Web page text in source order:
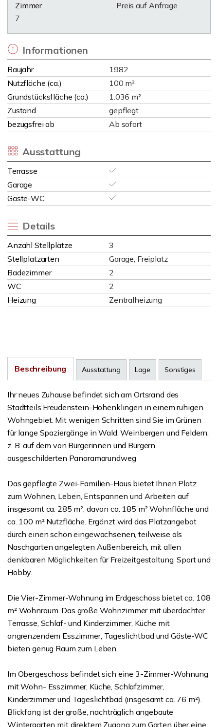
Zimmer
7
Preis auf Anfrage
Informationen
Baujahr
1982
Nutzfläche (ca.)
100 m²
Grundstücksfläche (ca.)
1.036 m²
Zustand
gepflegt
bezugsfrei ab
Ab sofort
Ausstattung
Terrasse
Garage
Gäste-WC
Details
Anzahl Stellplätze
3
Stellplatzarten
Garage, Freiplatz
Badezimmer
2
WC
2
Heizung
Zentralheizung
Beschreibung Ausstattung Lage Sonstiges
Ihr neues Zuhause befindet sich am Ortsrand des
Stadtteils Freudenstein-Hohenklingen in einem ruhigen
Wohngebiet. Mit wenigen Schritten sind Sie im Grünen
für lange Spaziergänge in Wald, Weinbergen und Feldern;
z. B. auf dem von Bürgerinnen und Bürgern
ausgeschilderten Panoramarundweg
Das gepflegte Zwei-Familien-Haus bietet Ihnen Platz
zum Wohnen, Leben, Entspannen und Arbeiten auf
insgesamt ca. 285 m², davon ca. 185 m² Wohnfläche und
ca. 100 m² Nutzfläche. Ergänzt wird das Platzangebot
durch einen schön eingewachsenen, teilweise als
Naschgarten angelegten Außenbereich, mit allen
denkbaren Möglichkeiten für Freizeitgestaltung, Sport und
Hobby.
Die Vier-Zimmer-Wohnung im Erdgeschoss bietet ca. 108
m² Wohnraum. Das große Wohnzimmer mit überdachter
Terrasse, Schlaf- und Kinderzimmer, Küche mit
angrenzendem Esszimmer, Tageslichtbad und Gäste-WC
bieten genug Raum zum Leben.
Im Obergeschoss befindet sich eine 3-Zimmer-Wohnung
mit Wohn- Esszimmer, Küche, Schlafzimmer,
Kinderzimmer und Tageslichtbad (insgesamt ca. 76 m²).
Blickfang ist der große, nachträglich angebaute
Wintergarten mit direktem Zugang zum Garten über eine